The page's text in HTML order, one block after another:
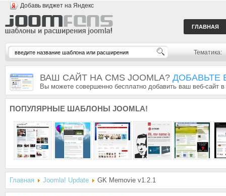
Добавь виджет на Яндекс
ГЛАВНАЯ
Тематика:
ВАШ САЙТ НА CMS JOOMLA? ДОБАВЬТЕ
Вы можете совершенно бесплатно добавить ваш веб-сайт
ПОПУЛЯРНЫЕ ШАБЛОНЫ JOOMLA!
Главная Joomla! Update GK Memovie v1.2.1